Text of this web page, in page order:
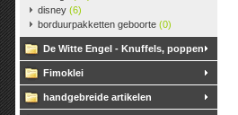
disney (6)
borduurpakketten geboorte (0)
De Witte Engel - Knuffels, poppen
Fimoklei
handgebreide artikelen